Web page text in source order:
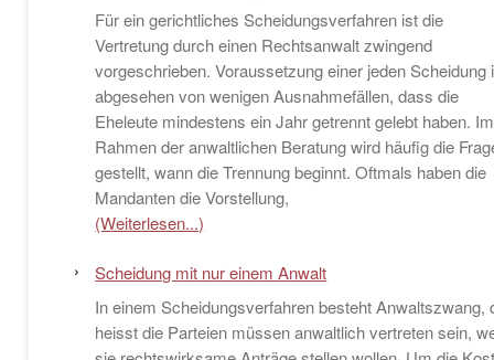
Für ein gerichtliches Scheidungsverfahren ist die
Vertretung durch einen Rechtsanwalt zwingend
vorgeschrieben. Voraussetzung einer jeden Scheidung
abgesehen von wenigen Ausnahmefällen, dass die
Eheleute mindestens ein Jahr getrennt gelebt haben. Im
Rahmen der anwaltlichen Beratung wird häufig die
gestellt, wann die Trennung beginnt. Oftmals haben die
Mandanten die Vorstellung,
(Weiterlesen...)
Scheidung mit nur einem Anwalt
In einem Scheidungsverfahren besteht Anwaltszwang,
heisst die Parteien müssen anwaltlich vertreten sein,